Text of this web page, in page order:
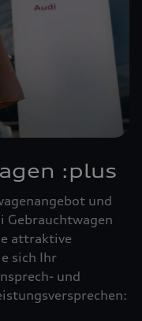
:plus
und
Gebrauchtwagen
attraktive
sich Ihr
und